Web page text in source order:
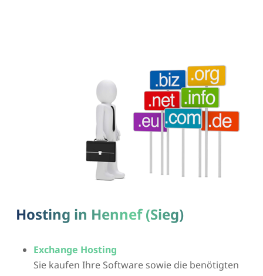
Hosting in Hennef (Sieg)
Exchange Hosting
Sie kaufen Ihre Software sowie die benötigten